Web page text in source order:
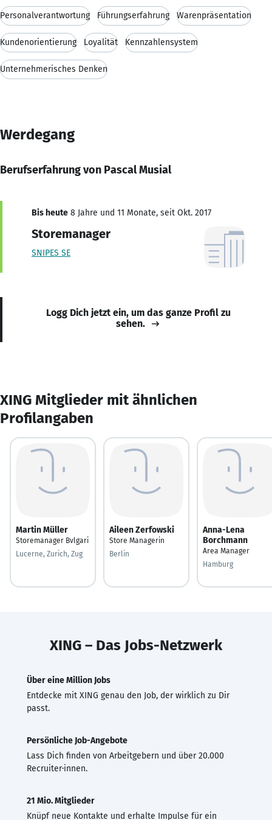
Personalverantwortung Führungserfahrung Warenpräsentation
Kundenorientierung Loyalität Kennzahlensystem
Unternehmerisches Denken
Werdegang
Berufserfahrung von Pascal Musial
Bis heute 8 Jahre und 11 Monate, seit Okt. 2017
Storemanager
SNIPES SE
Logg Dich jetzt ein, um das ganze Profil zu
sehen.
XING Mitglieder mit ähnlichen
Profilangaben
Martin Müller
Storemanager Bvlgari
Lucerne, Zurich, Zug
Aileen Zerfowski
Store Managerin
Berlin
Anna-Lena
Borchmann
Area Manager
Hamburg
XING – Das Jobs-Netzwerk
Über eine Million Jobs
Entdecke mit XING genau den Job, der wirklich zu Dir
passt.
Persönliche Job-Angebote
Lass Dich finden von Arbeitgebern und über 20.000
Recruiter·innen.
21 Mio. Mitglieder
Knüpf neue Kontakte und erhalte Impulse für ein